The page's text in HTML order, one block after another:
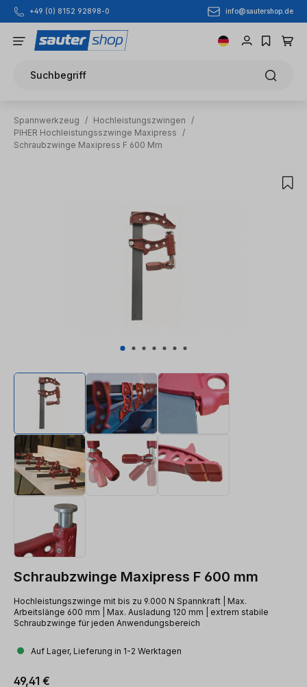
Zum Hauptinhalt springen
+49 (0) 8152 92898-0 info@sautershop.de
Suchbegriff
Spannwerkzeug / Hochleistungszwingen
/
PIHER Hochleistungsszwinge Maxipress
/
Schraubzwinge Maxipress F 600 Mm
Schraubzwinge Maxipress F 600 mm
Hochleistungszwinge mit bis zu 9.000 N Spannkraft | Max.
Arbeitslänge 600 mm | Max. Ausladung 120 mm | extrem stabile
Schraubzwinge für jeden Anwendungsbereich
Auf Lager, Lieferung in 1-2 Werktagen
Regulärer Preis:
49,41 €